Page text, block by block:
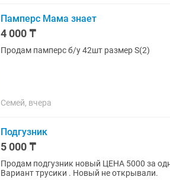
Памперс Мама знает
4 000 ₸
Продам памперс б/у 42шт размер S(2)
Семей, вчера
Подгузник
5 000 ₸
Продам подгузник новый ЦЕНА 5000 за
Вариант трусики . Новый не открывали.